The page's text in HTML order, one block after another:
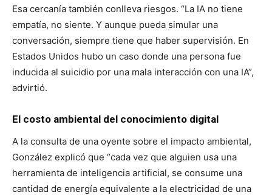
Esa cercanía también conlleva riesgos. “La IA no tiene
empatía, no siente. Y aunque pueda simular una
conversación, siempre tiene que haber supervisión. En
Estados Unidos hubo un caso donde una persona fue
inducida al suicidio por una mala interacción con una IA”,
advirtió.
El costo ambiental del conocimiento digital
A la consulta de una oyente sobre el impacto ambiental,
González explicó que “cada vez que alguien usa una
herramienta de inteligencia artificial, se consume una
cantidad de energía equivalente a la electricidad de una